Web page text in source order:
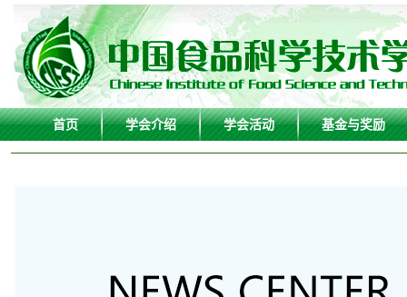
首页 学会介绍 学会活动 基金与奖励